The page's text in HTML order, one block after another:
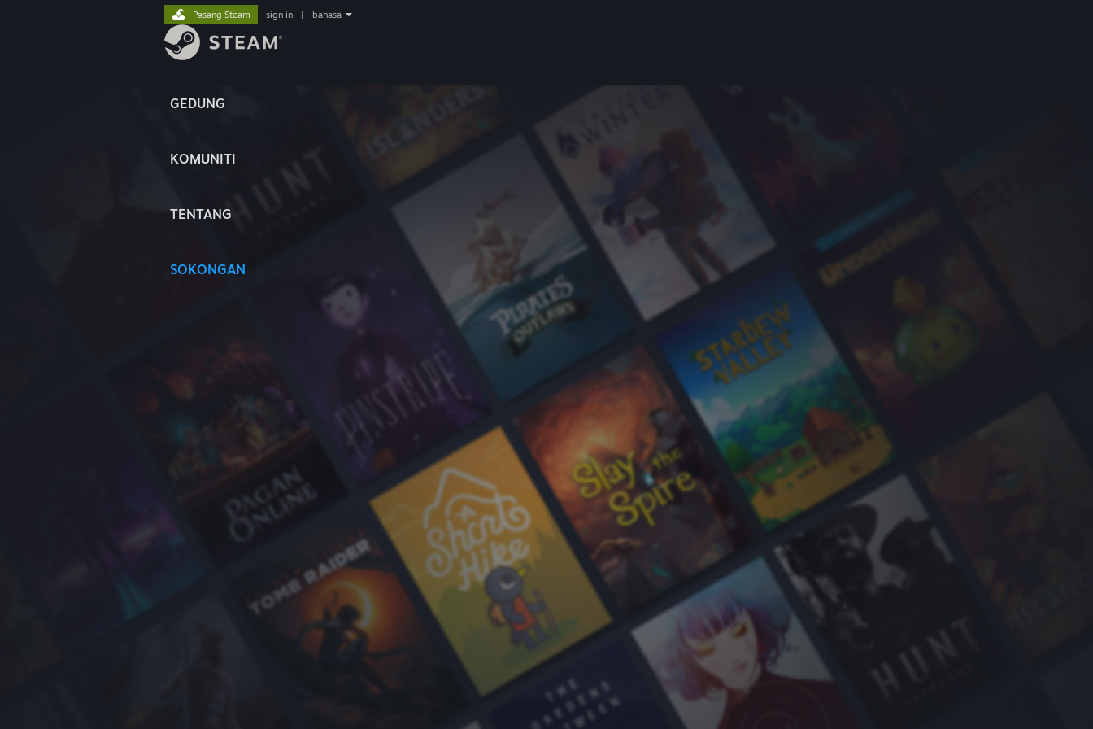
GEDUNG
KOMUNITI
TENTANG
SOKONGAN
Pasang Steam sign in bahasa